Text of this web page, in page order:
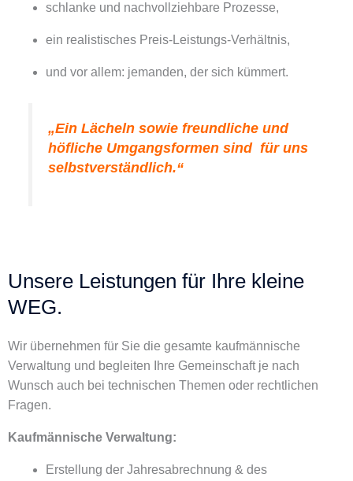
schlanke und nachvollziehbare Prozesse,
ein realistisches Preis-Leistungs-Verhältnis,
und vor allem: jemanden, der sich kümmert.
„Ein Lächeln sowie freundliche und
höfliche Umgangsformen sind für uns
selbstverständlich.“
Unsere Leistungen für Ihre kleine
WEG.
Wir übernehmen für Sie die gesamte kaufmännische
Verwaltung und begleiten Ihre Gemeinschaft je nach
Wunsch auch bei technischen Themen oder rechtlichen
Fragen.
Kaufmännische Verwaltung:
Erstellung der Jahresabrechnung & des